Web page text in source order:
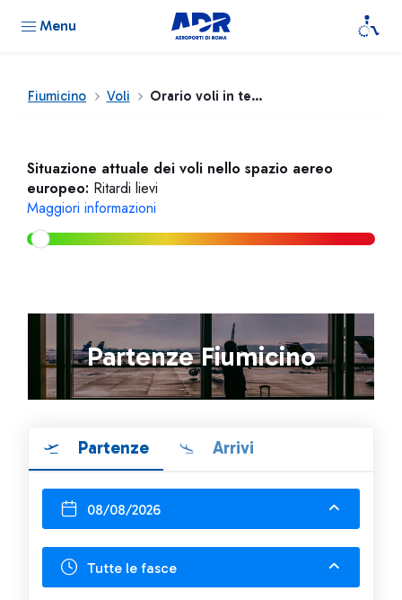
Menu
Fiumicino Voli Orario voli in tempo reale
Situazione attuale dei voli nello spazio aereo
europeo: Ritardi lievi
Maggiori informazioni
Partenze Fiumicino
Partenze Arrivi
08/08/2026
Tutte le fasce